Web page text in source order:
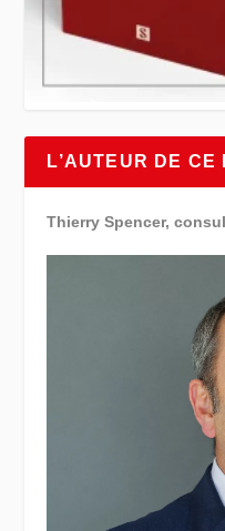
L’AUTEUR DE CE
Thierry Spencer,